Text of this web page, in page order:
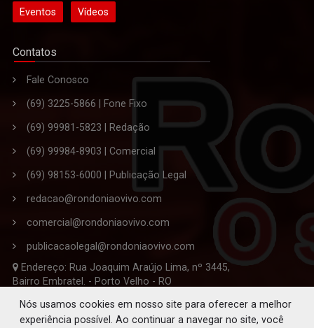
Eventos Vídeos
Contatos
Fale Conosco
(69) 3225-5866 | Fone Fixo
(69) 99981-5823 | Redação
(69) 99984-8903 | Comercial
(69) 98153-6000 | Publicação Legal
redacao@rondoniaovivo.com
comercial@rondoniaovivo.com
publicacaolegal@rondoniaovivo.com
Endereço: Rua Joaquim Araújo Lima, nº 3445,
Bairro Embratel. - Porto Velho - RO
Editor-Chefe da Redação: Solano de Souza Ferreira
Nós usamos cookies em nosso site para oferecer a melhor
experiência possível. Ao continuar a navegar no site, você